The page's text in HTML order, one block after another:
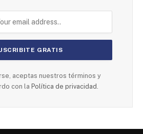
aceptas nuestros términos y
con la Política de privacidad.